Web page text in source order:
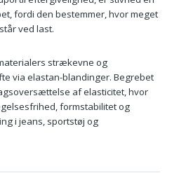
fordi den bestemmer, hvor meget
ved last.
strækevne og
via elastan-blandinger. Begrebet
af elasticitet, hvor
formstabilitet og
i jeans, sportstøj og